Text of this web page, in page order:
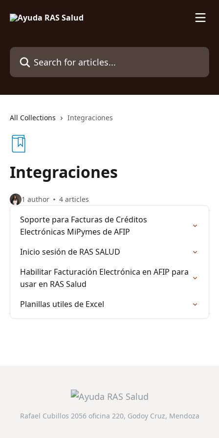
Search for articles...
All Collections Integraciones
Integraciones
1 author 4 articles
Soporte para Facturas de Créditos
Electrónicas MiPymes de AFIP
Inicio sesión de RAS SALUD
Habilitar Facturación Electrónica en AFIP para
usar en RAS Salud
Planillas utiles de Excel
Rafael Cubillos 2056 oficina 220, Godoy Cruz, Mendoza